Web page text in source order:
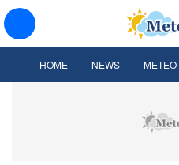
HOME NEWS METEO